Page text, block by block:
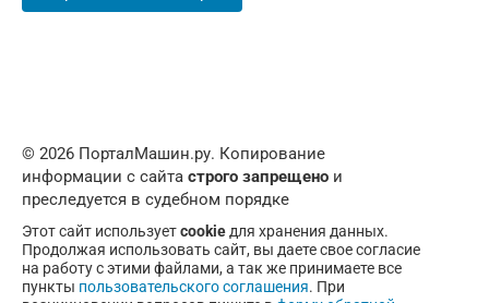
© 2026 ПорталМашин.ру. Копирование
информации с сайта строго запрещено и
преследуется в судебном порядке
Этот сайт используетcookieдля хранения данных.
Продолжая использовать сайт, вы даете свое согласие
на работу с этими файлами, а так же принимаете все
пункты пользовательского соглашения. При